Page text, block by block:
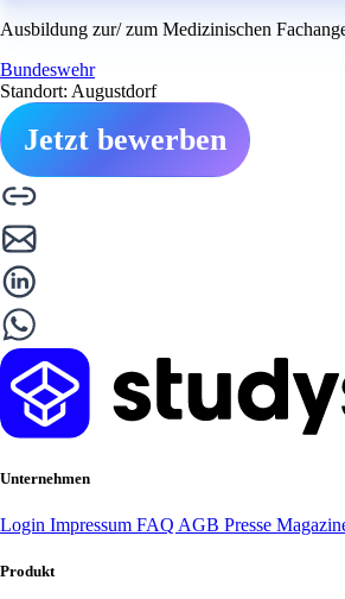
Ausbildung zur/ zum Medizinischen
Bundeswehr
Standort: Augustdorf
Jetzt bewerben
Unternehmen
Login Impressum FAQ AGB Presse
Produkt